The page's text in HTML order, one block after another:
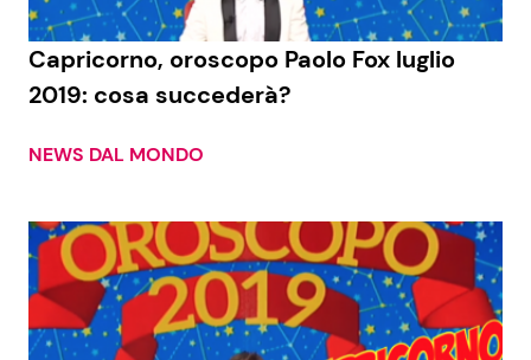
Capricorno, oroscopo Paolo Fox luglio
2019: cosa succederà?
NEWS DAL MONDO